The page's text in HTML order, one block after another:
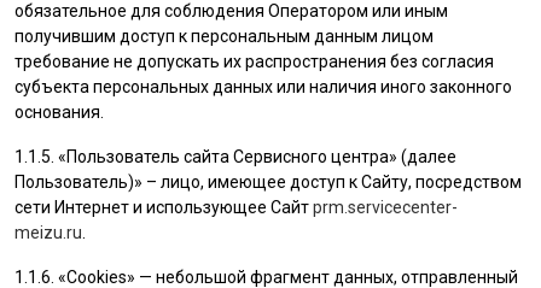
обязательное для соблюдения Оператором или иным
получившим доступ к персональным данным лицом
требование не допускать их распространения без согласия
субъекта персональных данных или наличия иного законного
основания.
1.1.5. «Пользователь сайта Сервисного центра» (далее
Пользователь)» – лицо, имеющее доступ к Сайту, посредством
сети Интернет и использующее Сайтprm.servicecenter-
meizu.ru
1.1.6. «Cookies» — небольшой фрагмент данных, отправленный